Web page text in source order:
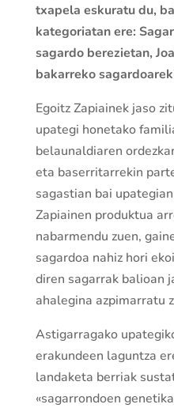
txapela eskuratu du,
kategoriatan ere:
sagardo berezietan,
bakarreko
Egoitz Zapiainek jaso
upategi honetako
belaunaldiaren
eta baserritarrekin
sagastian bai
Zapiainen produktua
nabarmendu zuen,
sagardoa nahiz hori
diren sagarrak balioan
ahalegina azpimarratu
Astigarragako
erakundeen laguntza
landaketa berriak
«sagarrondoen